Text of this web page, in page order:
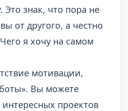
Это знак, что пора не
от другого, а честно
я хочу на самом
мотивации,
Вы можете
интересных проектов